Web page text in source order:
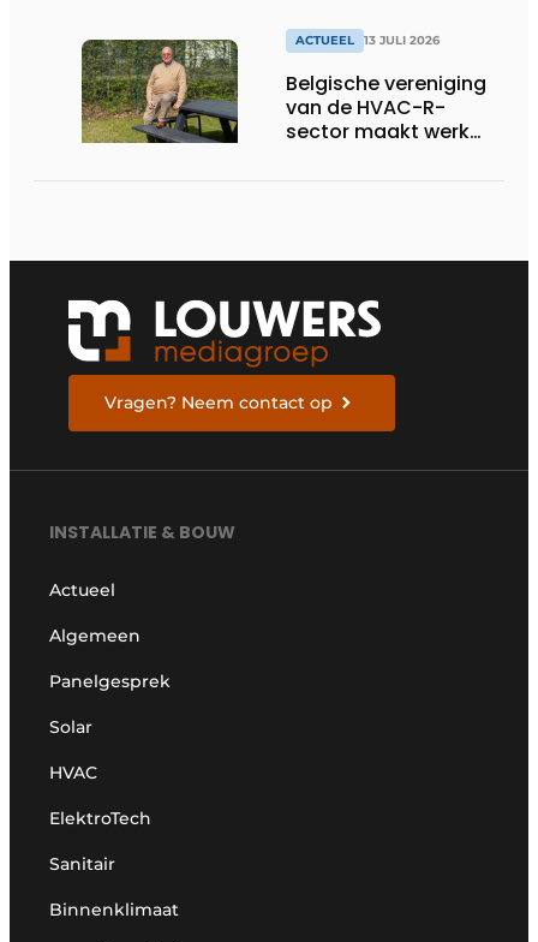
ACTUEEL 13 JULI 2026
Belgische vereniging
van de HVAC-R-
sector maakt werk
Vragen? Neem contact op
INSTALLATIE & BOUW
Actueel
Algemeen
Panelgesprek
Solar
HVAC
ElektroTech
Sanitair
Binnenklimaat